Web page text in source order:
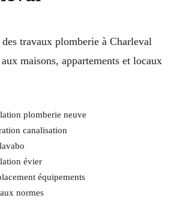
travaux plomberie à Charleval
maisons, appartements et locaux
plomberie neuve
canalisation
évier
équipements
normes